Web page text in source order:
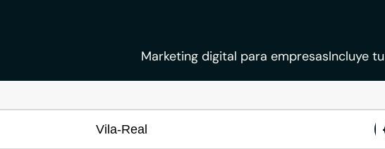
Marketing digital para empresasIncluye